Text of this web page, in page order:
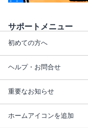
サポートメニュー
初めての方へ
ヘルプ・お問合せ
重要なお知らせ
ホームアイコンを追加